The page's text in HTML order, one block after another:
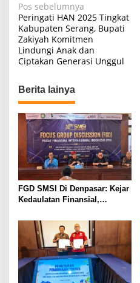
N
a
v
i
a
s
p
o
s
Pos sebelumnya
Peringati HAN 2025 Tingkat
Kabupaten Serang, Bupati
Zakiyah Komitmen
Lindungi Anak dan
Ciptakan Generasi Unggul
Berita lainya
FGD SMSI Di Denpasar: Kejar
Kedaulatan Finansial,
Krusial Tarik Investasi Global